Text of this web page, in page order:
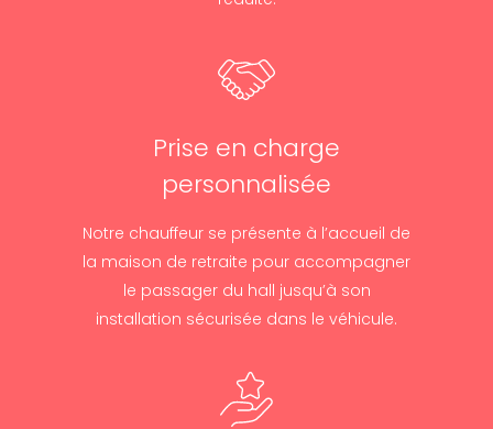
Prise en charge
personnalisée
Notre chauffeur se présente à l’accueil de
la maison de retraite pour accompagner
le passager du hall jusqu’à son
installation sécurisée dans le véhicule.